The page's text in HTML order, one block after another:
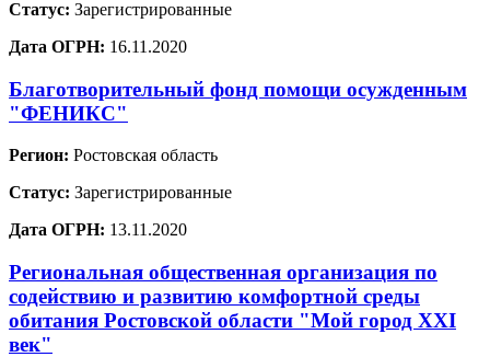
Статус: Зарегистрированные
Дата ОГРН: 16.11.2020
Благотворительный фонд помощи осужденным
"ФЕНИКС"
Регион: Ростовская область
Статус: Зарегистрированные
Дата ОГРН: 13.11.2020
Региональная общественная организация по
содействию и развитию комфортной среды
обитания Ростовской области "Мой город XXI
век"